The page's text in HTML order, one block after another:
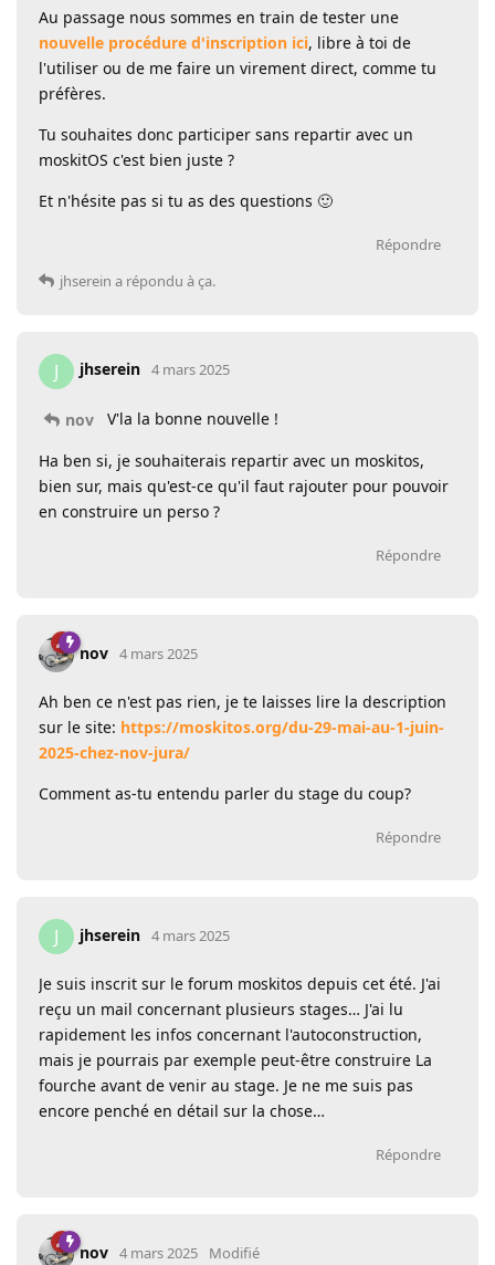
Au passage nous sommes en train de tester une
nouvelle procédure d'inscription ici, libre à toi de
l'utiliser ou de me faire un virement direct, comme tu
préfères.
Tu souhaites donc participer sans repartir avec un
moskitOS c'est bien juste ?
Et n'hésite pas si tu as des questions 🙂
Répondre
jhserein a répondu à ça.
J jhserein 4 mars 2025
nov V'la la bonne nouvelle !
Ha ben si, je souhaiterais repartir avec un moskitos,
bien sur, mais qu'est-ce qu'il faut rajouter pour pouvoir
en construire un perso ?
Répondre
nov 4 mars 2025
Ah ben ce n'est pas rien, je te laisses lire la description
sur le site: https://moskitos.org/du-29-mai-au-1-juin-
2025-chez-nov-jura/
Comment as-tu entendu parler du stage du coup?
Répondre
J jhserein 4 mars 2025
Je suis inscrit sur le forum moskitos depuis cet été. J'ai
reçu un mail concernant plusieurs stages… J'ai lu
rapidement les infos concernant l'autoconstruction,
mais je pourrais par exemple peut-être construire La
fourche avant de venir au stage. Je ne me suis pas
encore penché en détail sur la chose…
Répondre
nov 4 mars 2025 Modifié